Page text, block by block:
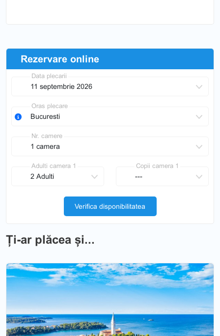
Rezervare online
Data plecarii
Oras plecare
Nr. camere
Adulti camera 1 Copii camera 1
Verifica disponibilitatea
Ți-ar plăcea și...